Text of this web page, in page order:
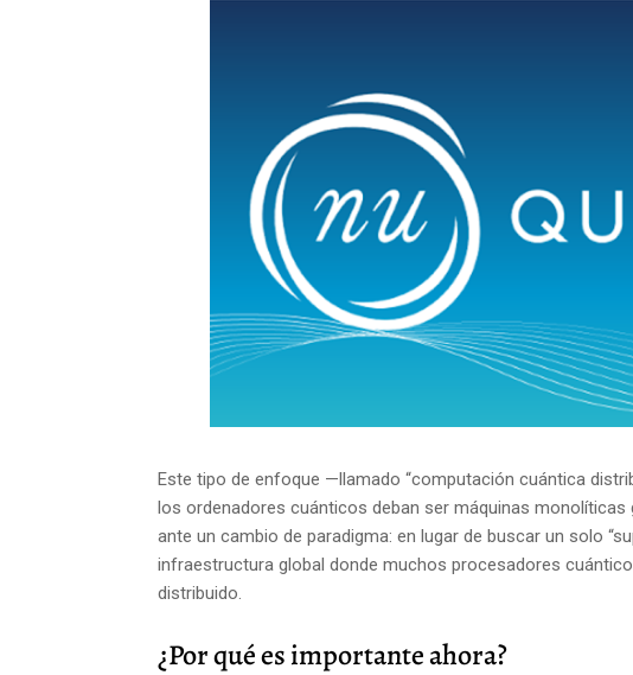
Este tipo de enfoque —llamado “computación cuántica
los ordenadores cuánticos deban ser máquinas monolíticas
ante un cambio de paradigma: en lugar de buscar un solo
infraestructura global donde muchos procesadores
distribuido.
¿Por qué es importante ahora?